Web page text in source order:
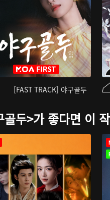
[FAST TRACK] 야구골두
골두>가 좋다면 이